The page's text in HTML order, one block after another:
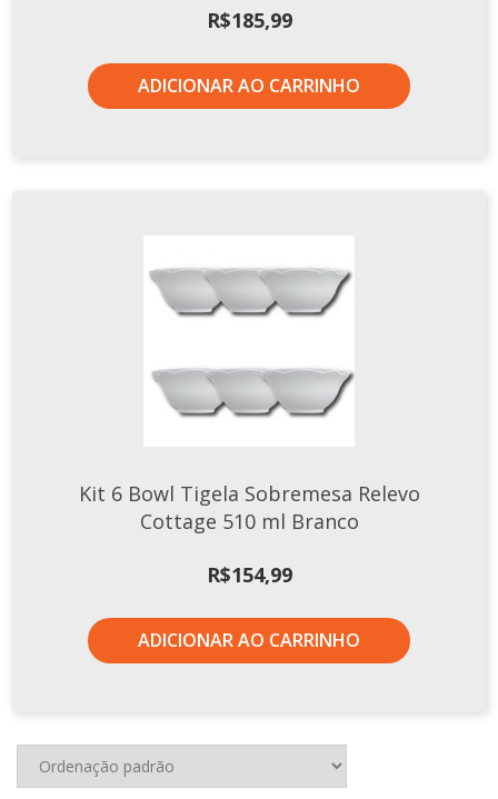
R$185,99
ADICIONAR AO CARRINHO
Kit 6 Bowl Tigela Sobremesa Relevo
Cottage 510 ml Branco
R$154,99
ADICIONAR AO CARRINHO